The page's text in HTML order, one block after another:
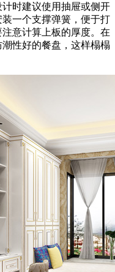
时建议使用抽屉或侧开
一个支撑弹簧，便于打
意计算上板的厚度。在
性好的餐盘，这样榻榻